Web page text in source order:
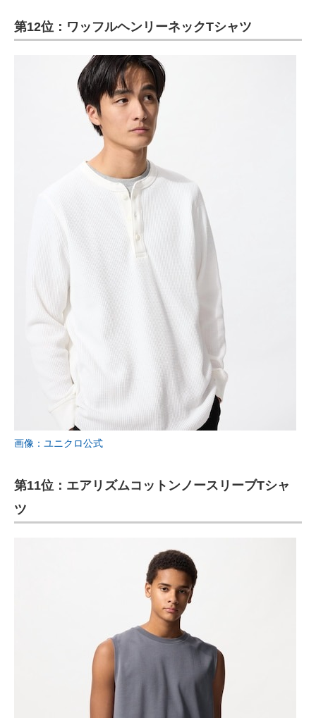
第12位：ワッフルヘンリーネックTシャツ
画像：ユニクロ公式
第11位：エアリズムコットンノースリーブTシャ
ツ